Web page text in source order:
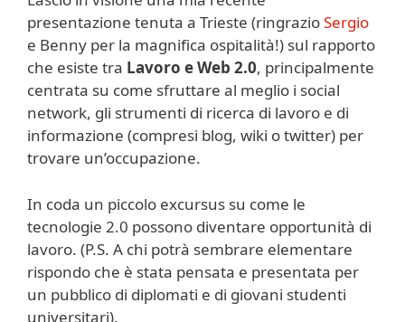
presentazione tenuta a Trieste (ringrazioSergio
e Benny per la magnifica ospitalità!) sul rapporto
che esiste tra Lavoro e Web 2.0, principalmente
centrata su come sfruttare al meglio i social
network, gli strumenti di ricerca di lavoro e di
informazione (compresi blog, wiki o twitter) per
trovare un’occupazione.
In coda un piccolo excursus su come le
tecnologie 2.0 possono diventare opportunità di
lavoro. (P.S. A chi potrà sembrare elementare
rispondo che è stata pensata e presentata per
un pubblico di diplomati e di giovani studenti
universitari).